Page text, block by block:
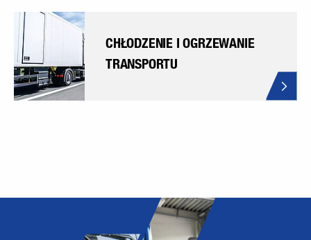
CHŁODZENIE I OGRZEWANIE
TRANSPORTU